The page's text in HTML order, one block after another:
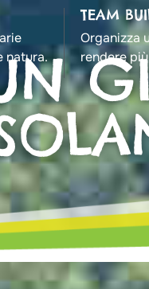
natura.
TEAM
Organizza
rendere